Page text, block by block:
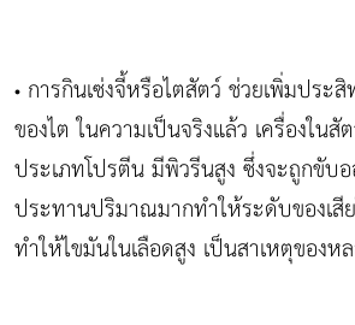
• การกินเซ่งจี้หรือไตสัตว์ ช่วยเพิ่มประ
ของไต ในความเป็นจริงแล้ว เครื่องใน
ประเภทโปรตีน มีพิวรีนสูง ซึ่งจะถูกขับ
ประทานปริมาณมากทำให้ระดับของเสี
ทำให้ไขมันในเลือดสูง เป็นสาเหตุของห